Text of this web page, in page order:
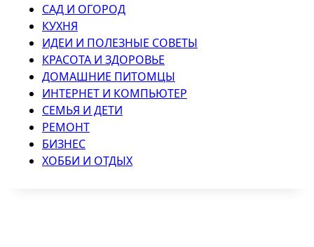
САД И ОГОРОД
КУХНЯ
ИДЕИ И ПОЛЕЗНЫЕ СОВЕТЫ
КРАСОТА И ЗДОРОВЬЕ
ДОМАШНИЕ ПИТОМЦЫ
ИНТЕРНЕТ И КОМПЬЮТЕР
СЕМЬЯ И ДЕТИ
РЕМОНТ
БИЗНЕС
ХОББИ И ОТДЫХ